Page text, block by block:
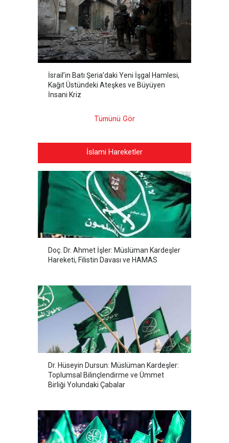
İsrail’in Batı Şeria’daki Yeni İşgal Hamlesi,
Kağıt Üstündeki Ateşkes ve Büyüyen
İnsani Kriz
Tümünü Gör
İslami Hareketler
Doç. Dr. Ahmet İşler: Müslüman Kardeşler
Hareketi, Filistin Davası ve HAMAS
Dr. Hüseyin Dursun: Müslüman Kardeşler:
Toplumsal Bilinçlendirme ve Ümmet
Birliği Yolundaki Çabalar